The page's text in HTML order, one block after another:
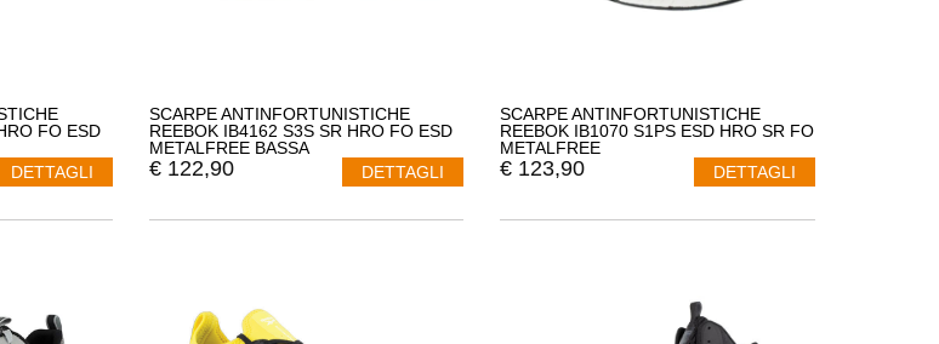
FO ESD
DETTAGLI
SCARPE ANTINFORTUNISTICHE
REEBOK IB4162 S3S SR HRO FO ESD
METALFREE BASSA
€ 122,90 DETTAGLI
SCARPE ANTINFORTUNISTICHE
REEBOK IB1070 S1PS ESD HRO SR FO
METALFREE
€ 123,90 DETTAGLI